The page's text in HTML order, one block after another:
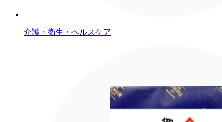
介護・衛生・ヘルスケア